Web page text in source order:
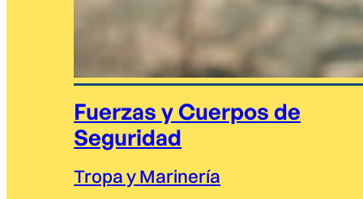
Fuerzas y Cuerpos de
Seguridad
Tropa y Marinería